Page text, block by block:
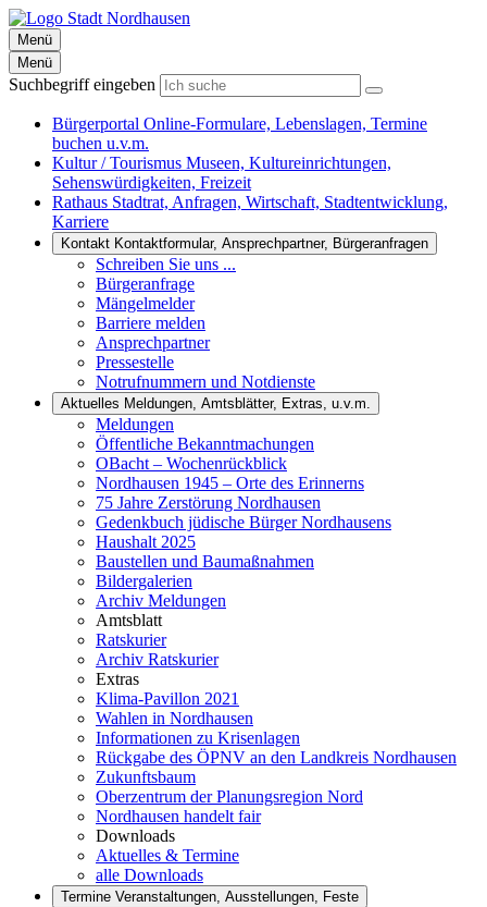
Menü
Menü
Suchbegriff eingeben
Bürgerportal Online-Formulare, Lebenslagen, Termine
buchen u.v.m.
Kultur / Tourismus Museen, Kultureinrichtungen,
Sehenswürdigkeiten, Freizeit
Rathaus Stadtrat, Anfragen, Wirtschaft, Stadtentwicklung,
Karriere
Kontakt Kontaktformular, Ansprechpartner, Bürgeranfragen
Schreiben Sie uns ...
Bürgeranfrage
Mängelmelder
Barriere melden
Ansprechpartner
Pressestelle
Notrufnummern und Notdienste
Aktuelles Meldungen, Amtsblätter, Extras, u.v.m.
Meldungen
Öffentliche Bekanntmachungen
OBacht – Wochenrückblick
Nordhausen 1945 – Orte des Erinnerns
75 Jahre Zerstörung Nordhausen
Gedenkbuch jüdische Bürger Nordhausens
Haushalt 2025
Baustellen und Baumaßnahmen
Bildergalerien
Archiv Meldungen
Amtsblatt
Ratskurier
Archiv Ratskurier
Extras
Klima-Pavillon 2021
Wahlen in Nordhausen
Informationen zu Krisenlagen
Rückgabe des ÖPNV an den Landkreis Nordhausen
Zukunftsbaum
Oberzentrum der Planungsregion Nord
Nordhausen handelt fair
Downloads
Aktuelles & Termine
alle Downloads
Termine Veranstaltungen, Ausstellungen, Feste